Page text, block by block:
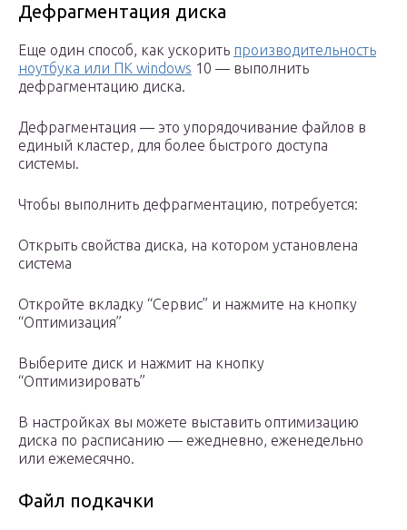
Дефрагментация диска
Еще один способ, как ускорить производительность
ноутбука или ПК windows 10 — выполнить
дефрагментацию диска.
Дефрагментация — это упорядочивание файлов в
единый кластер, для более быстрого доступа
системы.
Чтобы выполнить дефрагментацию, потребуется:
Открыть свойства диска, на котором установлена
система
Откройте вкладку “Сервис” и нажмите на кнопку
“Оптимизация”
Выберите диск и нажмит на кнопку
“Оптимизировать”
В настройках вы можете выставить оптимизацию
диска по расписанию — ежедневно, еженедельно
или ежемесячно.
Файл подкачки